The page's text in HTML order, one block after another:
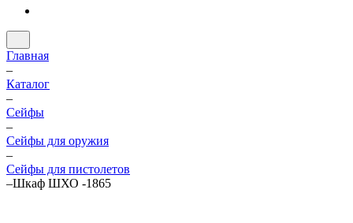
Главная
–
Каталог
–
Cейфы
–
Cейфы для оружия
–
Сейфы для пистолетов
–Шкаф ШХО -1865